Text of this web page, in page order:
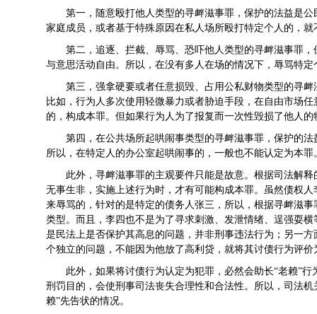
第一，随意殴打他人类型的寻衅滋事罪，保护的法益是
家庭成员，或者基于特殊原因在私人场所殴打特定个人的，就
第二，追逐、拦截、辱骂、恐吓他人类型的寻衅滋事罪
与意思活动自由。所以，在没有多人在场的情况下，辱骂特
第三，强拿硬要或者任意损毁、占用公私财物类型的寻
比如，行为人多次使用轻微暴力或者胁迫手段，在自由市场
的，构成本罪。但如果行为人为了报复而一次性毁损了他人
第四，在公共场所起哄闹事类型的寻衅滋事罪，保护的
所以，在特定人的办公室起哄闹事的，一般也不能认定为本罪
此外，寻衅滋事罪的主观要件只能是故意。根据司法解
无事生非，实施上述行为时，才有可能构成本罪。虽然债权
来辱骂的，针对的是特定的债务人张三，所以，根据寻衅滋
类型。而且，李四也不是为了寻求刺激、发泄情绪、逞强耍
是民法上是否保护其高息的问题，并非刑事违法行为；另一
个独立的问题，不能因为他放了高利贷，就将其讨债行为评价
此外，如果将讨债行为认定为犯罪，必然会助长“老赖”
刑罚目的，会使刑事司法丧失合理性和合法性。所以，司法
赖”先告状的情况。